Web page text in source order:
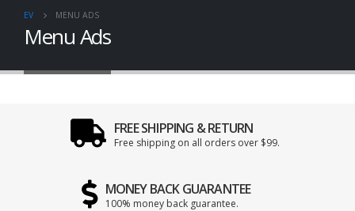
EV MENU ADS
Menu Ads
FREE SHIPPING & RETURN
Free shipping on all orders over $99.
MONEY BACK GUARANTEE
100% money back guarantee.